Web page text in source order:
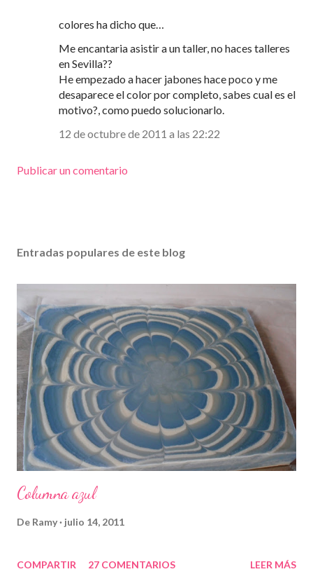
colores ha dicho que…
Me encantaria asistir a un taller, no haces talleres
en Sevilla??
He empezado a hacer jabones hace poco y me
desaparece el color por completo, sabes cual es el
motivo?, como puedo solucionarlo.
12 de octubre de 2011 a las 22:22
Publicar un comentario
Entradas populares de este blog
Columna azul
De Ramy julio 14, 2011
COMPARTIR 27 COMENTARIOS LEER MÁS